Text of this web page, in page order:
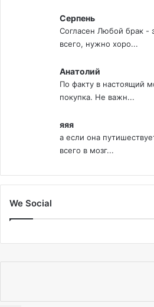
Серпень
Согласен Любой брак -
всего, нужно хоро...
Анатолий
По факту в настоящий
покупка. Не важн...
яяя
а если она
всего в мозг...
We Social